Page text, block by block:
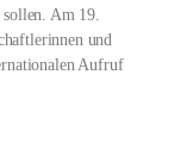
Am 19.
und
Aufruf